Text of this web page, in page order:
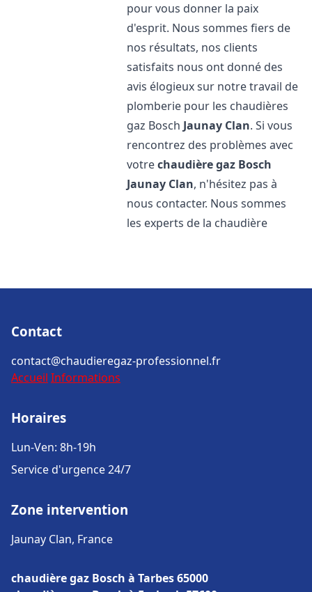
pour vous donner la paix
d'esprit. Nous sommes fiers de
nos résultats, nos clients
satisfaits nous ont donné des
avis élogieux sur notre travail de
plomberie pour les chaudières
gaz Bosch Jaunay Clan. Si vous
rencontrez des problèmes avec
votrechaudière gaz Bosch
Jaunay Clan, n'hésitez pas à
nous contacter. Nous sommes
les experts de la chaudière
Contact
contact@chaudieregaz-professionnel.fr
Accueil Informations
Horaires
Lun-Ven: 8h-19h
Service d'urgence 24/7
Zone intervention
Jaunay Clan, France
chaudière gaz Bosch à Tarbes 65000